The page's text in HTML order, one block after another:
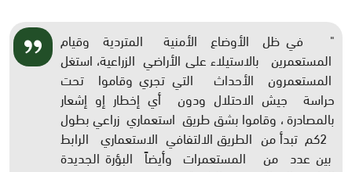
" في ظل الأوضاع الأمنية المتردية وقيام
المستعمرين بالاستيلاء على الأراضي الزراعية، استغل
المستعمرون الأحداث التي تجري وقاموا تحت
حراسة جيش الاحتلال ودون أي إخطار إو إشعار
بالمصادرة ، وقاموا بشق طريق استعماري زراعي بطول
2كم تبدأ من الطريق الالتفافي الاستعماري الرابط
بين عدد من المستعمرات وأيضاً البؤرة الجديدة